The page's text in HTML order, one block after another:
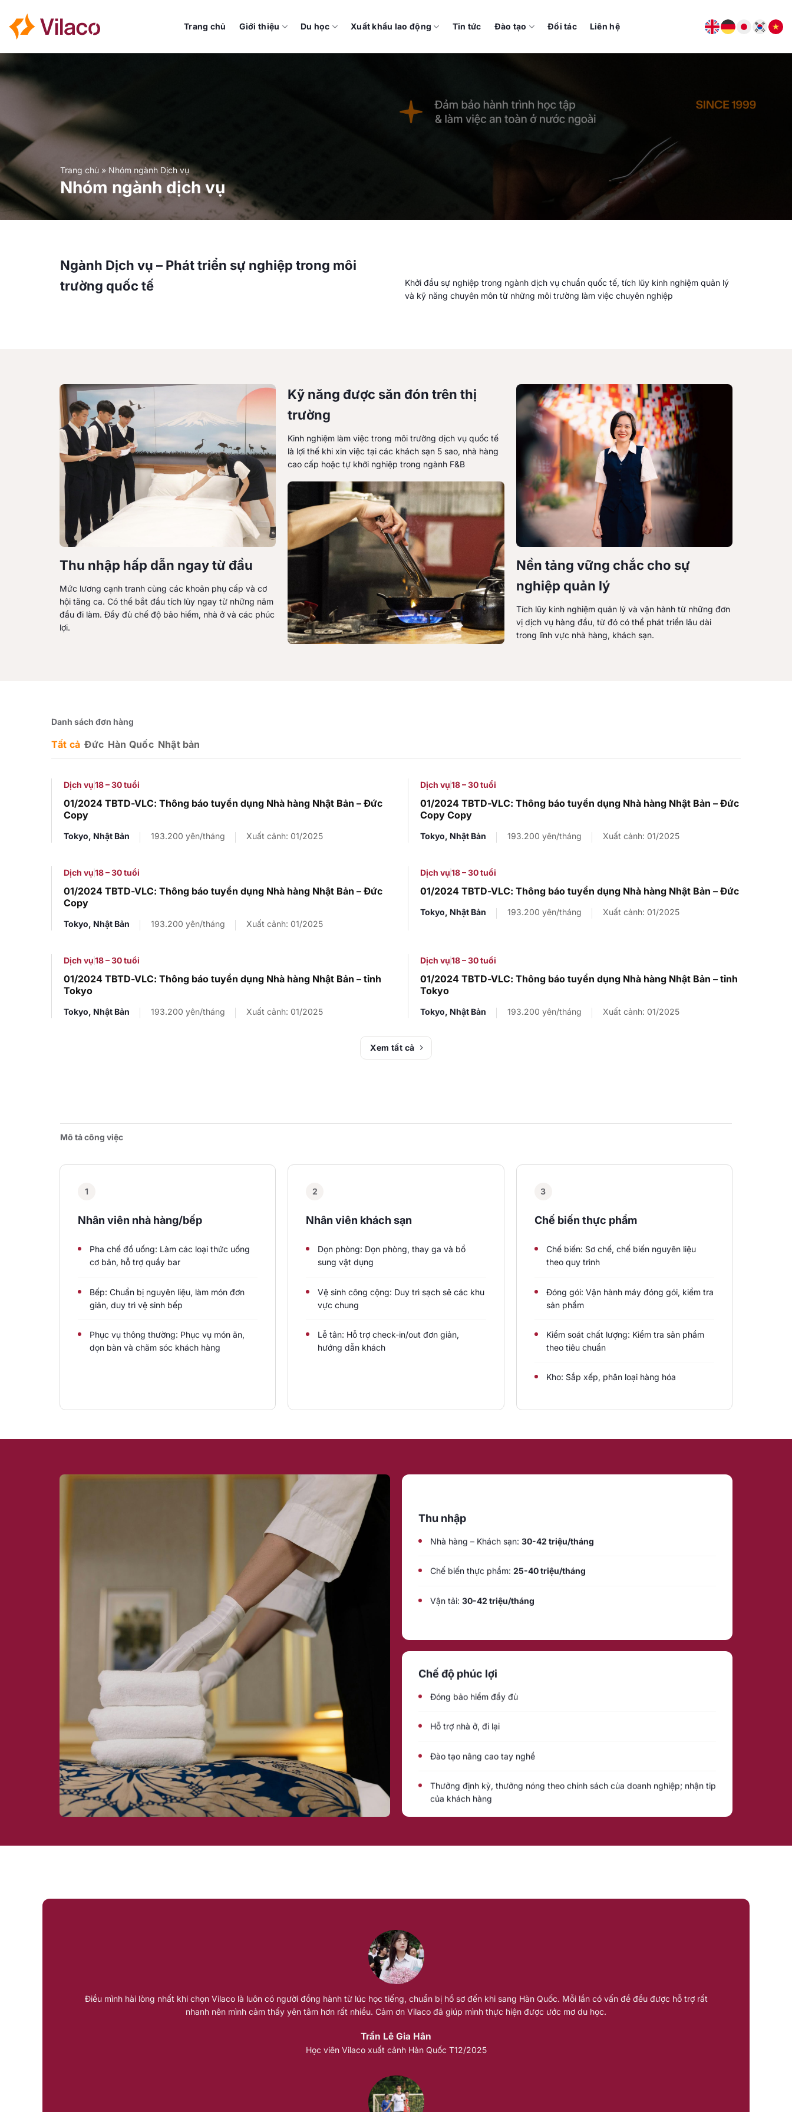
nội
Trang chủ Giới thiệu Du học Xuất khẩu lao động Tin tức Đào tạo Đối tác Liên hệ
Trang chủ » Nhóm ngành Dịch vụ
Nhóm ngành dịch vụ
Ngành Dịch vụ – Phát triển sự nghiệp trong môi
trường quốc tế
Khởi đầu sự nghiệp trong ngành dịch vụ chuẩn quốc tế, tích lũy kinh nghiệm quản lý
và kỹ năng chuyên môn từ những môi trường làm việc chuyên nghiệp
Thu nhập hấp dẫn ngay từ đầu
Mức lương cạnh tranh cùng các khoản phụ cấp và cơ
hội tăng ca. Có thể bắt đầu tích lũy ngay từ những năm
đầu đi làm. Đầy đủ chế độ bảo hiểm, nhà ở và các phúc
lợi.
Kỹ năng được săn đón trên thị
trường
Kinh nghiệm làm việc trong môi trường dịch vụ quốc tế
là lợi thế khi xin việc tại các khách sạn 5 sao, nhà hàng
cao cấp hoặc tự khởi nghiệp trong ngành F&B
Nền tảng vững chắc cho sự
nghiệp quản lý
Tích lũy kinh nghiệm quản lý và vận hành từ những đơn
vị dịch vụ hàng đầu, từ đó có thể phát triển lâu dài
trong lĩnh vực nhà hàng, khách sạn.
Danh sách đơn hàng
Tất cả Đức Hàn Quốc Nhật bản
Dịch vụ18 – 30 tuổi
01/2024 TBTD-VLC: Thông báo tuyển dụng Nhà hàng Nhật Bản – Đức
Copy
Tokyo, Nhật Bản 193.200 yên/tháng Xuất cảnh: 01/2025
Dịch vụ18 – 30 tuổi
01/2024 TBTD-VLC: Thông báo tuyển dụng Nhà hàng Nhật Bản – Đức
Copy Copy
Tokyo, Nhật Bản 193.200 yên/tháng Xuất cảnh: 01/2025
Dịch vụ18 – 30 tuổi
01/2024 TBTD-VLC: Thông báo tuyển dụng Nhà hàng Nhật Bản – Đức
Copy
Tokyo, Nhật Bản 193.200 yên/tháng Xuất cảnh: 01/2025
Dịch vụ18 – 30 tuổi
01/2024 TBTD-VLC: Thông báo tuyển dụng Nhà hàng Nhật Bản – Đức
Tokyo, Nhật Bản 193.200 yên/tháng Xuất cảnh: 01/2025
Dịch vụ18 – 30 tuổi
01/2024 TBTD-VLC: Thông báo tuyển dụng Nhà hàng Nhật Bản – tỉnh
Tokyo
Tokyo, Nhật Bản 193.200 yên/tháng Xuất cảnh: 01/2025
Dịch vụ18 – 30 tuổi
01/2024 TBTD-VLC: Thông báo tuyển dụng Nhà hàng Nhật Bản – tỉnh
Tokyo
Tokyo, Nhật Bản 193.200 yên/tháng Xuất cảnh: 01/2025
Xem tất cả
Mô tả công việc
1
Nhân viên nhà hàng/bếp
Pha chế đồ uống: Làm các loại thức uống
cơ bản, hỗ trợ quầy bar
Bếp: Chuẩn bị nguyên liệu, làm món đơn
giản, duy trì vệ sinh bếp
Phục vụ thông thường: Phục vụ món ăn,
dọn bàn và chăm sóc khách hàng
2
Nhân viên khách sạn
Dọn phòng: Dọn phòng, thay ga và bổ
sung vật dụng
Vệ sinh công cộng: Duy trì sạch sẽ các khu
vực chung
Lễ tân: Hỗ trợ check-in/out đơn giản,
hướng dẫn khách
3
Chế biến thực phẩm
Chế biến: Sơ chế, chế biến nguyên liệu
theo quy trình
Đóng gói: Vận hành máy đóng gói, kiểm tra
sản phẩm
Kiểm soát chất lượng: Kiểm tra sản phẩm
theo tiêu chuẩn
Kho: Sắp xếp, phân loại hàng hóa
Thu nhập
Nhà hàng – Khách sạn: 30-42 triệu/tháng
Chế biến thực phẩm: 25-40 triệu/tháng
Vận tải: 30-42 triệu/tháng
Chế độ phúc lợi
Đóng bảo hiểm đầy đủ
Hỗ trợ nhà ở, đi lại
Đào tạo nâng cao tay nghề
Thưởng định kỳ, thưởng nóng theo chính sách của doanh nghiệp; nhận tip
của khách hàng
Điều mình hài lòng nhất khi chọn Vilaco là luôn có người đồng hành từ lúc học tiếng, chuẩn bị hồ sơ đến khi sang Hàn Quốc. Mỗi lần có vấn đề đều được hỗ trợ rất
nhanh nên mình cảm thấy yên tâm hơn rất nhiều. Cảm ơn Vilaco đã giúp mình thực hiện được ước mơ du học.
Trần Lê Gia Hân
Học viên Vilaco xuất cảnh Hàn Quốc T12/2025